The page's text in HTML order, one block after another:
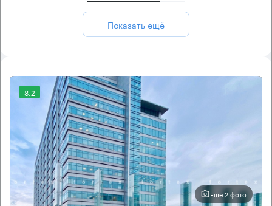
Показать ещё
8.2
Еще 2 фото